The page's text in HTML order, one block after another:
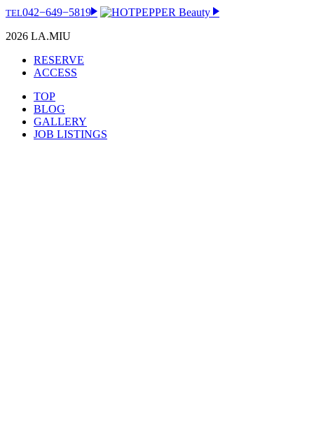
TEL042−649−5819
2026 LA.MIU
RESERVE
ACCESS
TOP
BLOG
GALLERY
JOB LISTINGS